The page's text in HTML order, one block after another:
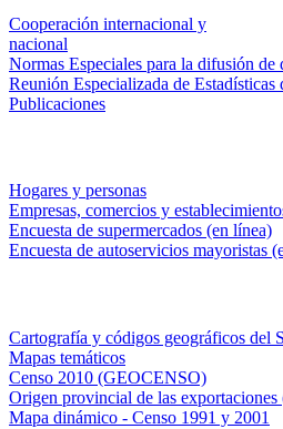
Cooperación internacional y
nacional
Normas Especiales para la difusión de
Reunión Especializada de Estadísticas
Publicaciones
Hogares y personas
Empresas, comercios y
Encuesta de supermercados (en línea)
Encuesta de autoservicios mayoristas
Cartografía y códigos geográficos del
Mapas temáticos
Censo 2010 (GEOCENSO)
Origen provincial de las
Mapa dinámico - Censo 1991 y 2001